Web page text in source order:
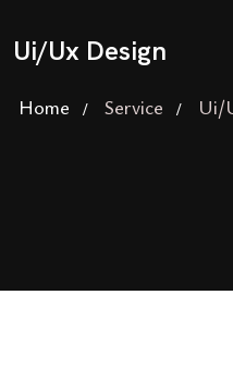
Ui/Ux Design
Home Service Ui/